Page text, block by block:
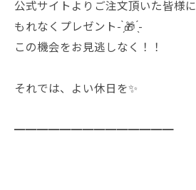
公式サイトよりご注文頂いた皆様に
もれなくプレゼント- ̗̀🎁 ̖́-
この機会をお見逃しなく！！
︎︎それでは、よい休日を✨
━━━━━━━━━━━━━━